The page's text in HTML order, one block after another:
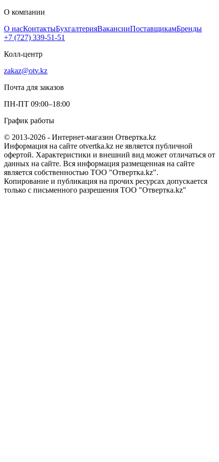
О компании
О насКонтактыБухгалтерияВакансииПоставщикамБренды
+7 (727) 339-51-51
Колл-центр
zakaz@otv.kz
Почта для заказов
ПН-ПТ 09:00–18:00
График работы
© 2013-2026 - Интернет-магазин Отвертка.kz
Информация на сайте otvertka.kz не является публичной
офертой. Характеристики и внешний вид может отличаться от
данных на сайте. Вся информация размещенная на сайте
является собственностью ТОО "Отвертка.kz".
Копирование и публикация на прочих ресурсах допускается
только с письменного разрешения ТОО "Отвертка.kz"